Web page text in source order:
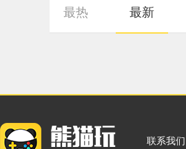
最热 最新
联系我们